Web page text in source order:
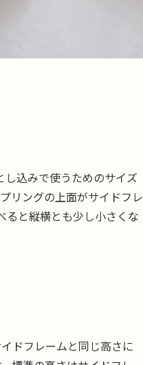
込みで使うためのサイズ
リングの上面がサイドフレ
ると縦横とも少し小さくな
ドフレームと同じ高さに